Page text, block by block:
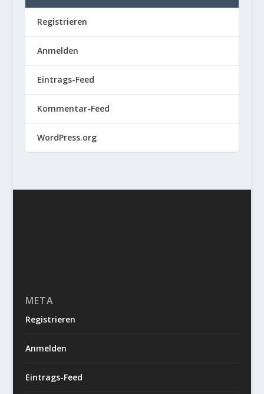
Registrieren
Anmelden
Eintrags-Feed
Kommentar-Feed
WordPress.org
META
Registrieren
Anmelden
Eintrags-Feed